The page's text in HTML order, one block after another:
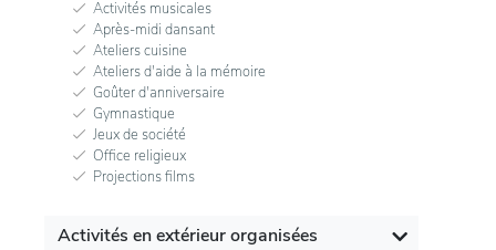
Activités musicales
Après-midi dansant
Ateliers cuisine
Ateliers d'aide à la mémoire
Goûter d'anniversaire
Gymnastique
Jeux de société
Office religieux
Projections films
Activités en extérieur organisées